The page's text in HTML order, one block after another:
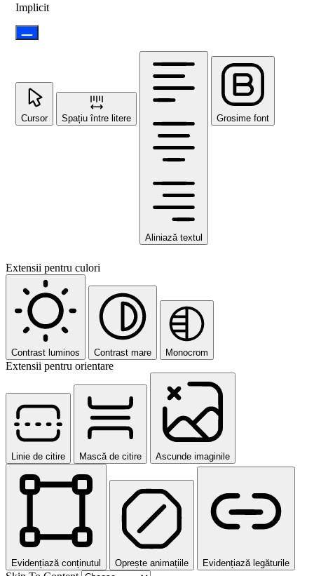
Implicit
Cursor Spațiu între litere
Aliniază textul
Grosime font
Extensii pentru culori
Contrast luminos Contrast mare Monocrom
Extensii pentru orientare
Linie de citire Mască de citire Ascunde imaginile
Evidențiază conținutul Oprește animațiile Evidențiază legăturile